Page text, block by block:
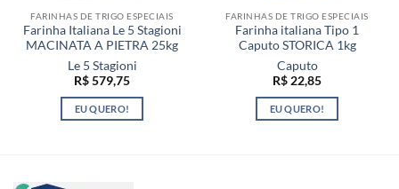
FARINHAS DE TRIGO ESPECIAIS
Farinha Italiana Le 5 Stagioni
MACINATA A PIETRA 25kg
Le 5 Stagioni
R$579,75
EU QUERO!
FARINHAS DE TRIGO ESPECIAIS
Farinha italiana Tipo 1
Caputo STORICA 1kg
Caputo
R$ 22,85
EU QUERO!